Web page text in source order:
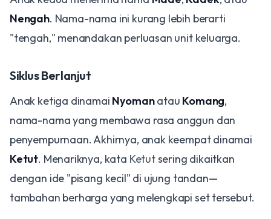
Nengah. Nama-nama ini kurang lebih berarti
"tengah," menandakan perluasan unit keluarga.
Siklus Berlanjut
Anak ketiga dinamai Nyomanatau Komang,
nama-nama yang membawa rasa anggun dan
penyempurnaan. Akhirnya, anak keempat dinamai
Ketut. Menariknya, kata Ketutsering dikaitkan
dengan ide "pisang kecil" di ujung tandan—
tambahan berharga yang melengkapi set tersebut.